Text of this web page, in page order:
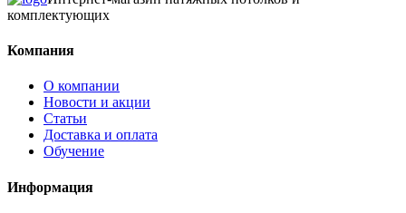
комплектующих
Компания
О компании
Новости и акции
Статьи
Доставка и оплата
Обучение
Информация